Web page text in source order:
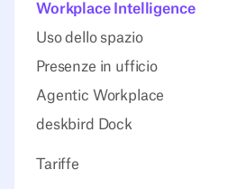
Workplace Intelligence
Uso dello spazio
Presenze in ufficio
Agentic Workplace
deskbird Dock
Tariffe